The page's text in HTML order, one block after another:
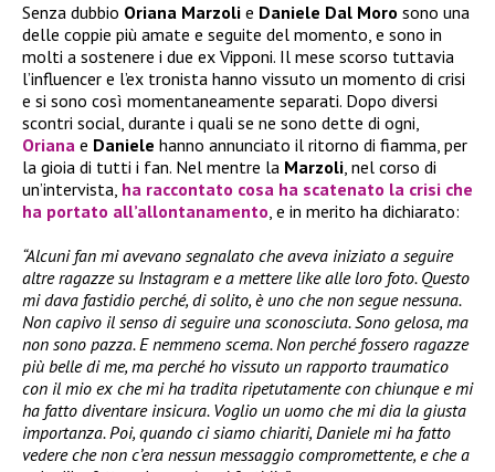
Senza dubbio Oriana Marzoli e Daniele Dal Moro sono una
delle coppie più amate e seguite del momento, e sono in
molti a sostenere i due ex Vipponi. Il mese scorso tuttavia
l’influencer e l’ex tronista hanno vissuto un momento di crisi
e si sono così momentaneamente separati. Dopo diversi
scontri social, durante i quali se ne sono dette di ogni,
Oriana e Daniele hanno annunciato il ritorno di fiamma, per
la gioia di tutti i fan. Nel mentre la Marzoli, nel corso di
un’intervista, ha raccontato cosa ha scatenato la crisi che
ha portato all’allontanamento, e in merito ha dichiarato:
“Alcuni fan mi avevano segnalato che aveva iniziato a seguire
altre ragazze su Instagram e a mettere like alle loro foto. Questo
mi dava fastidio perché, di solito, è uno che non segue nessuna.
Non capivo il senso di seguire una sconosciuta. Sono gelosa, ma
non sono pazza. E nemmeno scema. Non perché fossero ragazze
più belle di me, ma perché ho vissuto un rapporto traumatico
con il mio ex che mi ha tradita ripetutamente con chiunque e mi
ha fatto diventare insicura. Voglio un uomo che mi dia la giusta
importanza. Poi, quando ci siamo chiariti, Daniele mi ha fatto
vedere che non c’era nessun messaggio compromettente, e che a